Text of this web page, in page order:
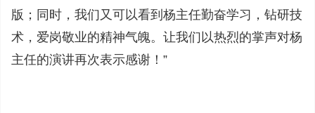
版；同时，我们又可以看到杨主任勤奋学习，钻研技
术，爱岗敬业的精神气魄。让我们以热烈的掌声对杨
主任的演讲再次表示感谢！”